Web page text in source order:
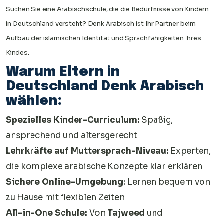
Suchen Sie eine Arabischschule, die die Bedürfnisse von Kindern
in Deutschland versteht? Denk Arabisch ist Ihr Partner beim
Aufbau der islamischen Identität und Sprachfähigkeiten Ihres
Kindes.
Warum Eltern in
Deutschland Denk Arabisch
wählen:
Spezielles Kinder-Curriculum: Spaßig,
ansprechend und altersgerecht
Lehrkräfte auf Muttersprach-Niveau: Experten,
die komplexe arabische Konzepte klar erklären
Sichere Online-Umgebung: Lernen bequem von
zu Hause mit flexiblen Zeiten
All-in-One Schule: Von Tajweed und